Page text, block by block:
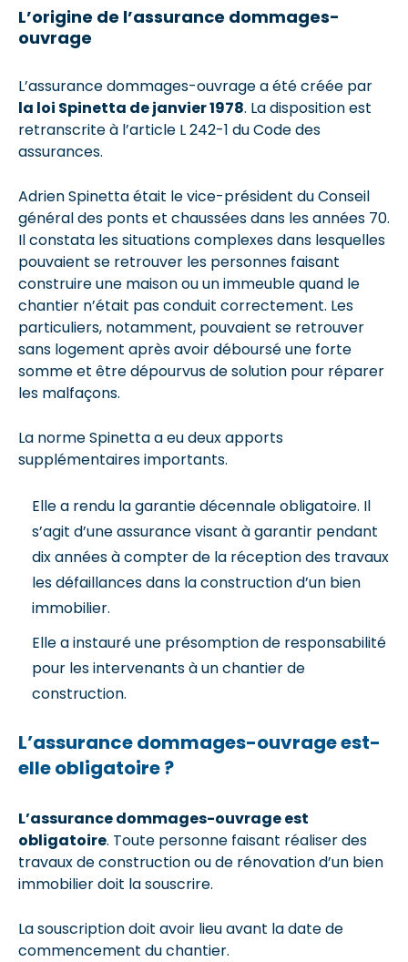
L’origine de l’assurance dommages-
ouvrage
L’assurance dommages-ouvrage a été créée par
la loi Spinetta de janvier 1978. La disposition est
retranscrite à l’article L 242-1 du Code des
assurances.
Adrien Spinetta était le vice-président du Conseil
général des ponts et chaussées dans les années 70.
Il constata les situations complexes dans lesquelles
pouvaient se retrouver les personnes faisant
construire une maison ou un immeuble quand le
chantier n’était pas conduit correctement. Les
particuliers, notamment, pouvaient se retrouver
sans logement après avoir déboursé une forte
somme et être dépourvus de solution pour réparer
les malfaçons.
La norme Spinetta a eu deux apports
supplémentaires importants.
Elle a rendu la garantie décennale obligatoire. Il
s’agit d’une assurance visant à garantir pendant
dix années à compter de la réception des travaux
les défaillances dans la construction d’un bien
immobilier.
Elle a instauré une présomption de responsabilité
pour les intervenants à un chantier de
construction.
L’assurance dommages-ouvrage est-
elle obligatoire ?
L’assurance dommages-ouvrage est
obligatoire. Toute personne faisant réaliser des
travaux de construction ou de rénovation d’un bien
immobilier doit la souscrire.
La souscription doit avoir lieu avant la date de
commencement du chantier.